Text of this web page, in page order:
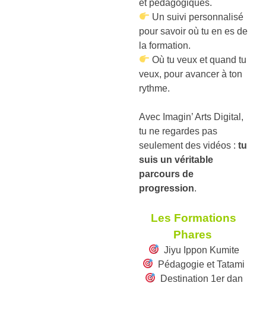
et pédagogiques.
Un suivi personnalisé
pour savoir où tu en es de
la formation.
Où tu veux et quand tu
veux, pour avancer à ton
rythme.
Avec Imagin’ Arts Digital,
tu ne regardes pas
seulement des vidéos : tu
suis un véritable
parcours de
progression.
Les Formations
Phares
Jiyu Ippon Kumite
Pédagogie et Tatami
Destination 1er dan